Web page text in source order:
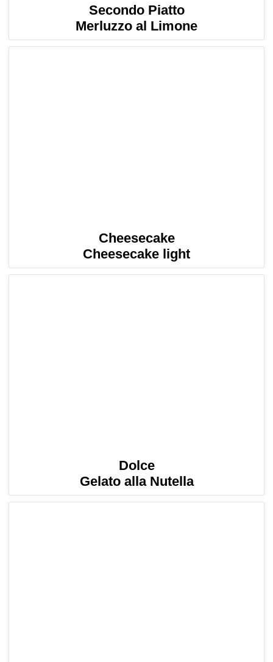
Secondo Piatto
Merluzzo al Limone
Cheesecake
Cheesecake light
Dolce
Gelato alla Nutella